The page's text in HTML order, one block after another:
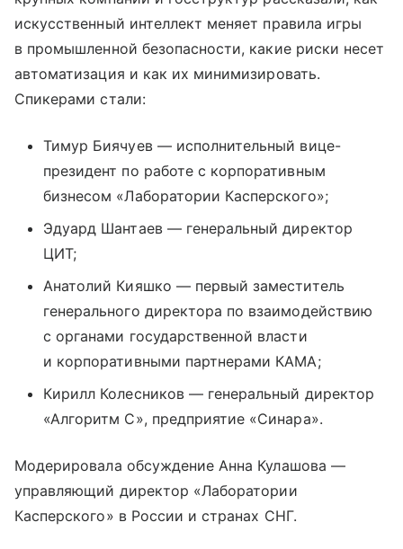
искусственный интеллект меняет правила игры
в промышленной безопасности, какие риски несет
автоматизация и как их минимизировать.
Спикерами стали:
Тимур Биячуев — исполнительный вице-
президент по работе с корпоративным
бизнесом «Лаборатории Касперского»;
Эдуард Шантаев — генеральный директор
ЦИТ;
Анатолий Кияшко — первый заместитель
генерального директора по взаимодействию
с органами государственной власти
и корпоративными партнерами КАМА;
Кирилл Колесников — генеральный директор
«Алгоритм С», предприятие «Синара».
Модерировала обсуждение Анна Кулашова —
управляющий директор «Лаборатории
Касперского» в России и странах СНГ.